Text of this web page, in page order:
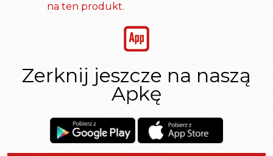
na ten produkt.
Zerknij jeszcze na naszą
Apkę